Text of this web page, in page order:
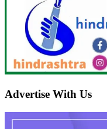
Advertise With Us